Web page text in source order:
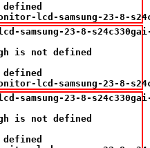
lcd-samsung-23-8-
23-8-s24c330gai-
is not defined
lcd-samsung-23-8-
23-8-s24c330gai-
is not defined